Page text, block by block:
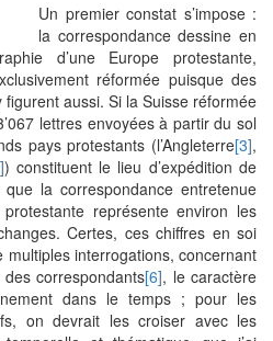
Un premier constat s’impose :
la correspondance dessine en
d’une Europe protestante,
réformée puisque des
aussi. Si la Suisse réformée
lettres envoyées à partir du sol
pays protestants (l’Angleterre[3],
) constituent le lieu d’expédition de
la correspondance entretenue
représente environ les
Certes, ces chiffres en soi
interrogations, concernant
correspondants[6], le caractère
dans le temps ; pour les
on devrait les croiser avec les